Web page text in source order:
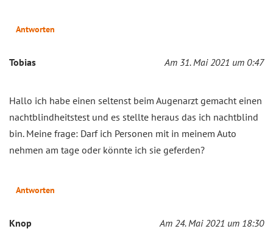
Antworten
Tobias Am 31. Mai 2021 um 0:47
Hallo ich habe einen seltenst beim Augenarzt gemacht einen
nachtblindheitstest und es stellte heraus das ich nachtblind
bin. Meine frage: Darf ich Personen mit in meinem Auto
nehmen am tage oder könnte ich sie geferden?
Antworten
Knop Am 24. Mai 2021 um 18:30